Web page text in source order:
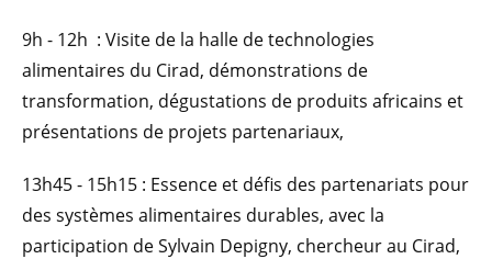
9h - 12h : Visite de la halle de technologies
alimentaires du Cirad, démonstrations de
transformation, dégustations de produits africains et
présentations de projets partenariaux,
13h45 - 15h15 : Essence et défis des partenariats pour
des systèmes alimentaires durables, avec la
participation de Sylvain Depigny, chercheur au Cirad,